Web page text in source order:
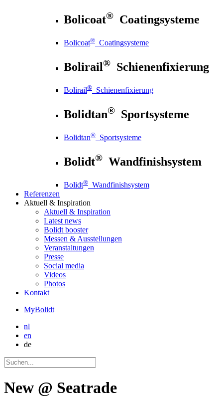
Bolicoat® Coatingsysteme
Bolicoat® Coatingsysteme
Bolirail® Schienenfixierung
Bolirail® Schienenfixierung
Bolidtan® Sportsysteme
Bolidtan® Sportsysteme
Bolidt® Wandfinishsystem
Bolidt® Wandfinishsystem
Referenzen
Aktuell & Inspiration
Aktuell & Inspiration
Latest news
Bolidt booster
Messen & Ausstellungen
Veranstaltungen
Presse
Social media
Videos
Photos
Kontakt
MyBolidt
nl
en
de
New @ Seatrade